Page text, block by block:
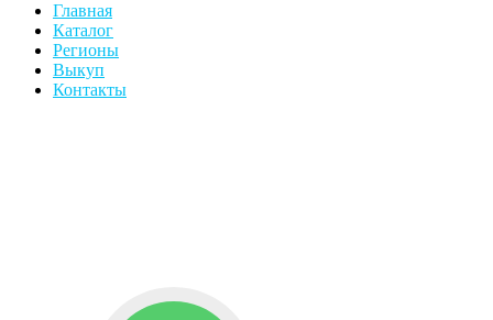
Главная
Каталог
Регионы
Выкуп
Контакты